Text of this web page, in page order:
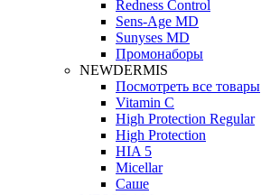
Redness Control
Sens-Age MD
Sunyses MD
Промонаборы
NEWDERMIS
Посмотреть все товары
Vitamin C
High Protection Regular
High Protection
HIA 5
Micellar
Саше